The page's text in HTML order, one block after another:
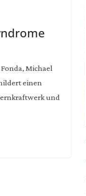
Michael
einen
und